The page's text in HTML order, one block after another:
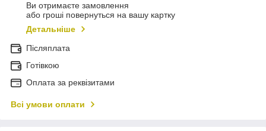
Ви отримаєте замовлення
або гроші повернуться на вашу картку
Детальніше
Післяплата
Готівкою
Оплата за реквізитами
Всі умови оплати